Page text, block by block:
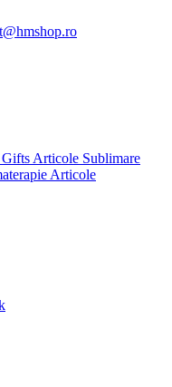
Gifts Articole Sublimare
Articole